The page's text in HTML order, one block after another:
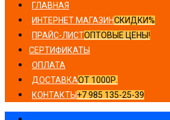
ГЛАВНАЯ
ИНТЕРНЕТ МАГАЗИНСКИДКИ%
ПРАЙС-ЛИСТОПТОВЫЕ ЦЕНЫ!
СЕРТИФИКАТЫ
ОПЛАТА
ДОСТАВКАОТ 1000Р.
КОНТАКТЫ +7 985 135-25-39